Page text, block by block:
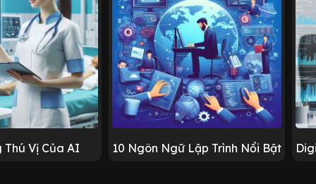
Thú Vị Của AI 10 Ngôn Ngữ Lập Trình Nổi Bật